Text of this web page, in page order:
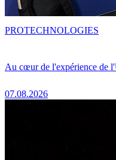
Au cœur de l'expérience de
07.08.2026
PROTECHNOLOGIES